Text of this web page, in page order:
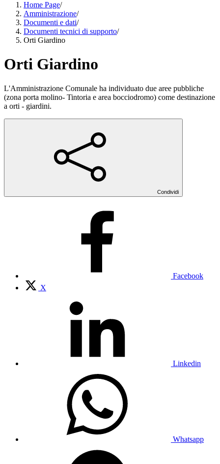
Home Page/
Amministrazione/
Documenti e dati/
Documenti tecnici di supporto/
Orti Giardino
Orti Giardino
L'Amministrazione Comunale ha individuato due aree pubbliche
(zona porta molino- Tintoria e area bocciodromo) come destinazione
a orti - giardini.
Condividi
Facebook
X
Linkedin
Whatsapp